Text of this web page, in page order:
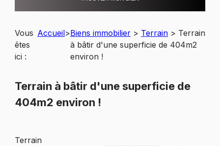
Vous
êtes
ici :
Accueil>Biens immobilier > Terrain > Terrain
à bâtir d'une superficie de 404m2
environ !
Terrain à bâtir d'une superficie de
404m2 environ !
Terrain